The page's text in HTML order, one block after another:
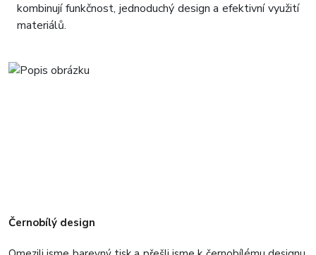
kombinují funkčnost, jednoduchý design a efektivní využití
materiálů.
Černobílý design